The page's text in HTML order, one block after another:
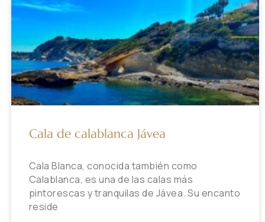
Cala de calablanca Jávea
Cala Blanca, conocida también como
Calablanca, es una de las calas más
pintorescas y tranquilas de Jávea. Su encanto
reside